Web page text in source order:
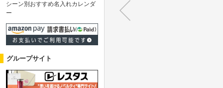
シーン別おすすめ名入れカレンダ
ー
グループサイト